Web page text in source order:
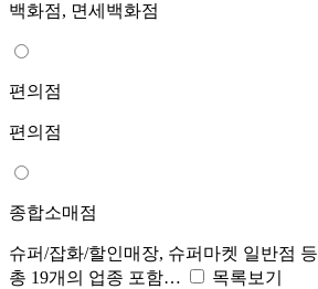
백화점, 면세백화점
편의점
편의점
종합소매점
슈퍼/잡화/할인매장, 슈퍼마켓 일반점 등
총 19개의 업종 포함…
목록보기